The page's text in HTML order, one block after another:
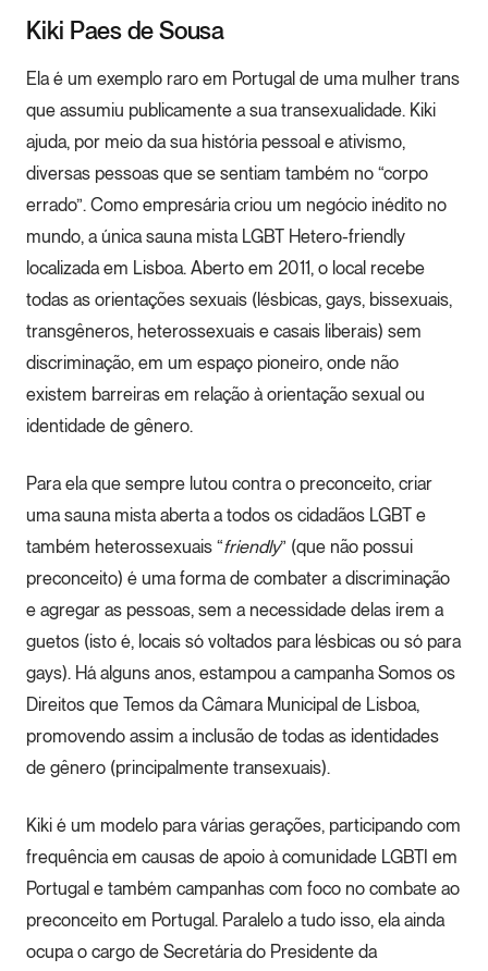
Kiki Paes de Sousa
Ela é um exemplo raro em Portugal de uma mulher trans
que assumiu publicamente a sua transexualidade. Kiki
ajuda, por meio da sua história pessoal e ativismo,
diversas pessoas que se sentiam também no “corpo
errado”. Como empresária criou um negócio inédito no
mundo, a única sauna mista LGBT Hetero-friendly
localizada em Lisboa. Aberto em 2011, o local recebe
todas as orientações sexuais (lésbicas, gays, bissexuais,
transgêneros, heterossexuais e casais liberais) sem
discriminação, em um espaço pioneiro, onde não
existem barreiras em relação à orientação sexual ou
identidade de gênero.
Para ela que sempre lutou contra o preconceito, criar
uma sauna mista aberta a todos os cidadãos LGBT e
também heterossexuais “friendly” (que não possui
preconceito) é uma forma de combater a discriminação
e agregar as pessoas, sem a necessidade delas irem a
guetos (isto é, locais só voltados para lésbicas ou só para
gays). Há alguns anos, estampou a campanha Somos os
Direitos que Temos da Câmara Municipal de Lisboa,
promovendo assim a inclusão de todas as identidades
de gênero (principalmente transexuais).
Kiki é um modelo para várias gerações, participando com
frequência em causas de apoio à comunidade LGBTI em
Portugal e também campanhas com foco no combate ao
preconceito em Portugal. Paralelo a tudo isso, ela ainda
ocupa o cargo de Secretária do Presidente da